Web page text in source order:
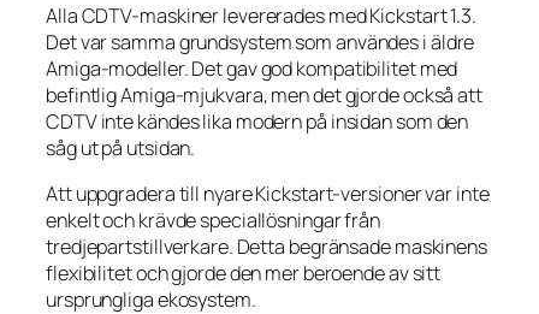
Alla CDTV-maskiner levererades med Kickstart 1.3.
Det var samma grundsystem som användes i äldre
Amiga-modeller. Det gav god kompatibilitet med
befintlig Amiga-mjukvara, men det gjorde också att
CDTV inte kändes lika modern på insidan som den
såg ut på utsidan.
Att uppgradera till nyare Kickstart-versioner var inte
enkelt och krävde speciallösningar från
tredjepartstillverkare. Detta begränsade maskinens
flexibilitet och gjorde den mer beroende av sitt
ursprungliga ekosystem.